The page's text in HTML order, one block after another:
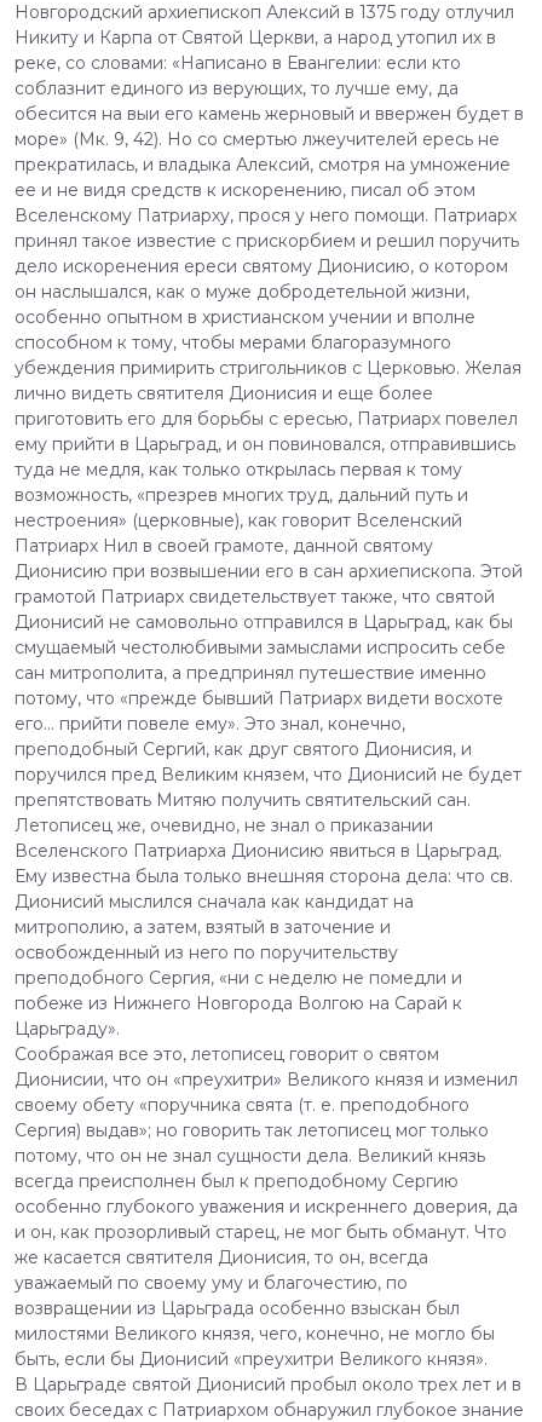
Новгородский архиепископ Алексий в 1375 году отлучил
Никиту и Карпа от Святой Церкви, а народ утопил их в
реке, со словами: «Написано в Евангелии: если кто
соблазнит единого из верующих, то лучше ему, да
обесится на выи его камень жерновый и ввержен будет в
море» (Мк. 9, 42). Но со смертью лжеучителей ересь не
прекратилась, и владыка Алексий, смотря на умножение
ее и не видя средств к искоренению, писал об этом
Вселенскому Патриарху, прося у него помощи. Патриарх
принял такое известие с прискорбием и решил поручить
дело искоренения ереси святому Дионисию, о котором
он наслышался, как о муже добродетельной жизни,
особенно опытном в христианском учении и вполне
способном к тому, чтобы мерами благоразумного
убеждения примирить стригольников с Церковью. Желая
лично видеть святителя Дионисия и еще более
приготовить его для борьбы с ересью, Патриарх повелел
ему прийти в Царьград, и он повиновался, отправившись
туда не медля, как только открылась первая к тому
возможность, «презрев многих труд, дальний путь и
нестроения» (церковные), как говорит Вселенский
Патриарх Нил в своей грамоте, данной святому
Дионисию при возвышении его в сан архиепископа. Этой
грамотой Патриарх свидетельствует также, что святой
Дионисий не самовольно отправился в Царьград, как бы
смущаемый честолюбивыми замыслами испросить себе
сан митрополита, а предпринял путешествие именно
потому, что «прежде бывший Патриарх видети восхоте
его... прийти повеле ему». Это знал, конечно,
преподобный Сергий, как друг святого Дионисия, и
поручился пред Великим князем, что Дионисий не будет
препятствовать Митяю получить святительский сан.
Летописец же, очевидно, не знал о приказании
Вселенского Патриарха Дионисию явиться в Царьград.
Ему известна была только внешняя сторона дела: что св.
Дионисий мыслился сначала как кандидат на
митрополию, а затем, взятый в заточение и
освобожденный из него по поручительству
преподобного Сергия, «ни с неделю не помедли и
побеже из Нижнего Новгорода Волгою на Сарай к
Царьграду».
Соображая все это, летописец говорит о святом
Дионисии, что он «преухитри» Великого князя и изменил
своему обету «поручника свята (т. е. преподобного
Сергия) выдав»; но говорить так летописец мог только
потому, что он не знал сущности дела. Великий князь
всегда преисполнен был к преподобному Сергию
особенно глубокого уважения и искреннего доверия, да
и он, как прозорливый старец, не мог быть обманут. Что
же касается святителя Дионисия, то он, всегда
уважаемый по своему уму и благочестию, по
возвращении из Царьграда особенно взыскан был
милостями Великого князя, чего, конечно, не могло бы
быть, если бы Дионисий «преухитри Великого князя».
В Царьграде святой Дионисий пробыл около трех лет и в
своих беседах с Патриархом обнаружил глубокое знание